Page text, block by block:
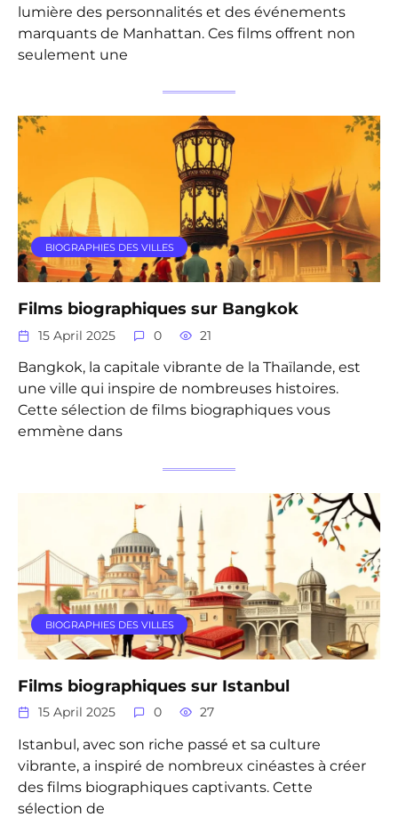
lumière des personnalités et des événements
marquants de Manhattan. Ces films offrent non
seulement une
BIOGRAPHIES DES VILLES
Films biographiques sur Bangkok
15 April 2025 0 21
Bangkok, la capitale vibrante de la Thaïlande, est
une ville qui inspire de nombreuses histoires.
Cette sélection de films biographiques vous
emmène dans
BIOGRAPHIES DES VILLES
Films biographiques sur Istanbul
15 April 2025 0 27
Istanbul, avec son riche passé et sa culture
vibrante, a inspiré de nombreux cinéastes à créer
des films biographiques captivants. Cette
sélection de